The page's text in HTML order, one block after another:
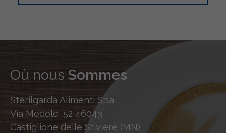
Où nous Sommes
Sterilgarda Alimenti Spa
Via Medole, 52 46043
Castiglione delle Stiviere (MN)